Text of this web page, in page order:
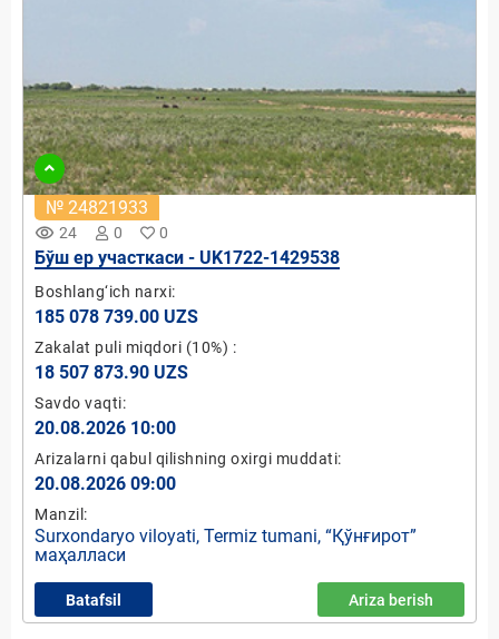
remove_red_eye 24 0 0
№ 24821933
Бўш ер участкаси - UK1722-1429538
Boshlang‘ich narxi:
185 078 739.00 UZS
Zakalat puli miqdori (10%) :
18 507 873.90 UZS
Savdo vaqti:
20.08.2026 10:00
Arizalarni qabul qilishning oxirgi muddati:
20.08.2026 09:00
Manzil:
Surxondaryo viloyati, Termiz tumani, “Қўнғирот”
маҳалласи
Batafsil Ariza berish